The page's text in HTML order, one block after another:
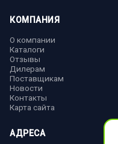
КОМПАНИЯ
О компании
Каталоги
Отзывы
Дилерам
Поставщикам
Новости
Контакты
Карта сайта
АДРЕСА